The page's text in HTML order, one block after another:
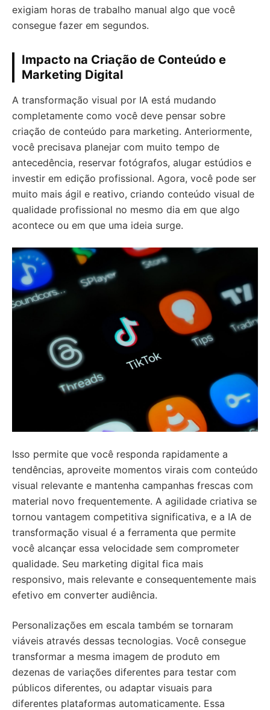
exigiam horas de trabalho manual algo que você
consegue fazer em segundos.
Impacto na Criação de Conteúdo e
Marketing Digital
A transformação visual por IA está mudando
completamente como você deve pensar sobre
criação de conteúdo para marketing. Anteriormente,
você precisava planejar com muito tempo de
antecedência, reservar fotógrafos, alugar estúdios e
investir em edição profissional. Agora, você pode ser
muito mais ágil e reativo, criando conteúdo visual de
qualidade profissional no mesmo dia em que algo
acontece ou em que uma ideia surge.
Isso permite que você responda rapidamente a
tendências, aproveite momentos virais com conteúdo
visual relevante e mantenha campanhas frescas com
material novo frequentemente. A agilidade criativa se
tornou vantagem competitiva significativa, e a IA de
transformação visual é a ferramenta que permite
você alcançar essa velocidade sem comprometer
qualidade. Seu marketing digital fica mais
responsivo, mais relevante e consequentemente mais
efetivo em converter audiência.
Personalizações em escala também se tornaram
viáveis através dessas tecnologias. Você consegue
transformar a mesma imagem de produto em
dezenas de variações diferentes para testar com
públicos diferentes, ou adaptar visuais para
diferentes plataformas automaticamente. Essa